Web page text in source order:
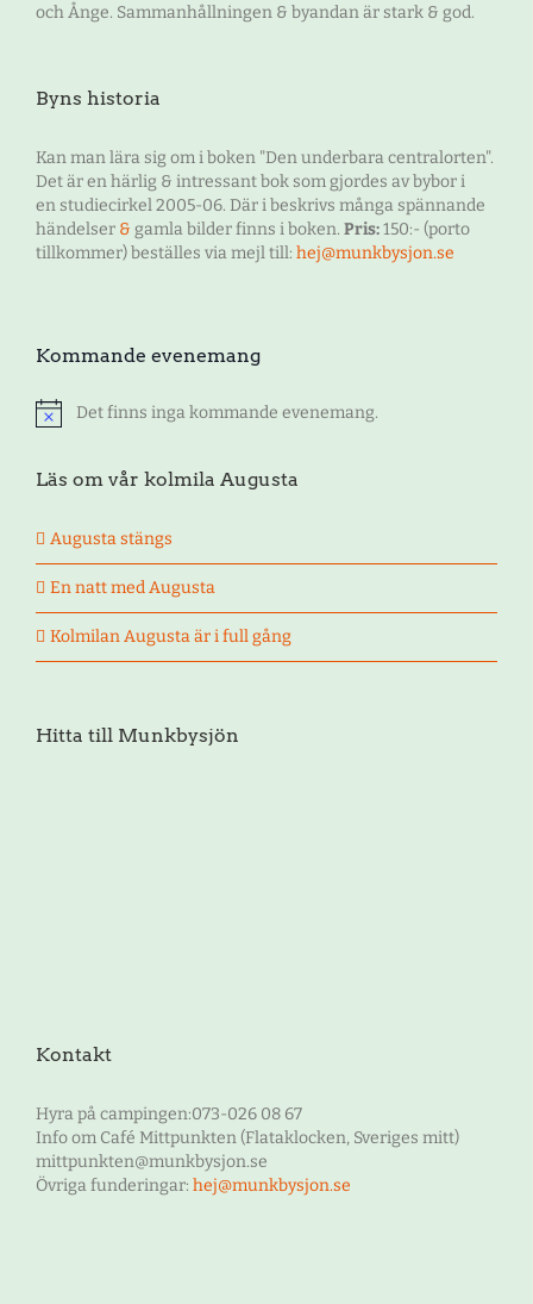
och Ånge. Sammanhållningen & byandan är stark & god.
Byns historia
Kan man lära sig om i boken "Den underbara centralorten".
Det är en härlig & intressant bok som gjordes av bybor i
en studiecirkel 2005-06. Där i beskrivs många spännande
händelser & gamla bilder finns i boken. Pris:150:- (porto
tillkommer) beställes via mejl till: hej@munkbysjon.se
Kommande evenemang
Notis Det finns inga kommande evenemang.
Läs om vår kolmila Augusta
Augusta stängs
En natt med Augusta
Kolmilan Augusta är i full gång
Hitta till Munkbysjön
Kontakt
Hyra på campingen:073-026 08 67
Info om Café Mittpunkten (Flataklocken, Sveriges mitt)
mittpunkten@munkbysjon.se
Övriga funderingar: hej@munkbysjon.se